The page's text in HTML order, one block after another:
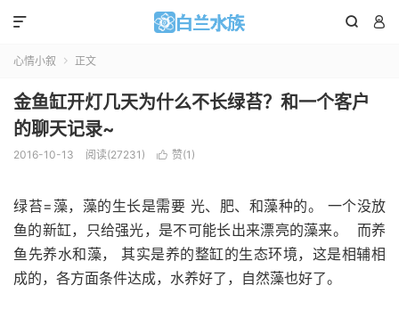
 

心情小叙  正文
金鱼缸开灯几天为什么不长绿苔？和一个客户
的聊天记录~
2016-10-13 阅读(27231 )  赞(1 )
绿苔=藻，藻的生长是需要 光、肥、和藻种的。 一个没放
鱼的新缸，只给强光，是不可能长出来漂亮的藻来。 而养
鱼先养水和藻， 其实是养的整缸的生态环境，这是相辅相
成的，各方面条件达成，水养好了，自然藻也好了。